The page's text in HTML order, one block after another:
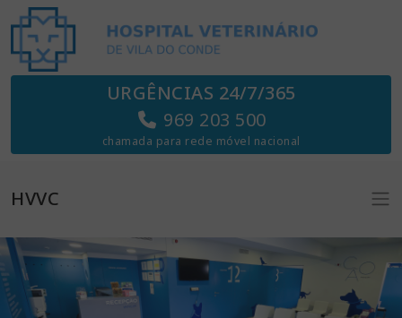
URGÊNCIAS 24/7/365
969 203 500
chamada para rede móvel nacional
HVVC